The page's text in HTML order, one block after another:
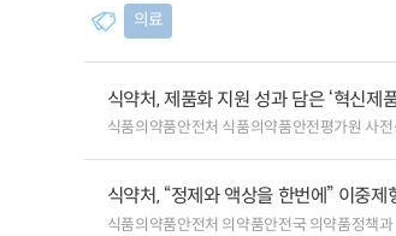
의료
식약처, 제품화 지원 성과 담은 ‘혁신제
식품의약품안전처 식품의약품안전평가원 사
식약처, “정제와 액상을 한번에” 이중
식품의약품안전처 의약품안전국 의약품정책과